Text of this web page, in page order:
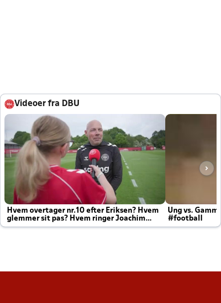
Videoer fra DBU
Hvem overtager nr.10 efter Eriksen? Hvem
glemmer sit pas? Hvem ringer Joachim
altid til efter kampe?
Ung vs.
#football